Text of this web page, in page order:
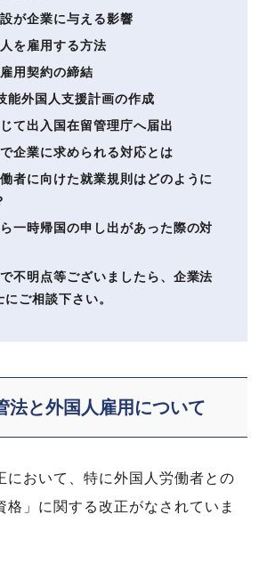
が企業に与える影響
を雇用する方法
用契約の締結
能外国人支援計画の作成
て出入国在留管理庁へ届出
企業に求められる対応とは
者に向けた就業規則はどのように
一時帰国の申し出があった際の対
不明点等ございましたら、企業法
ご相談下さい。
法と外国人雇用について
において、特に外国人労働者との
格」に関する改正がなされていま